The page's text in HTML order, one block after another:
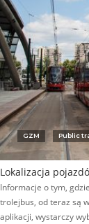
GZM Public
Lokalizacja
Informacje o tym,
trolejbus, od teraz są
aplikacji, wystarczy